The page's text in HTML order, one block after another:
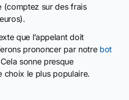
(comptez sur des frais
que l’appelant doit
prononcer par notre bot
sonne presque
choix le plus populaire.